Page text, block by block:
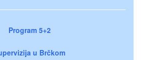
Program 5+2
u Brčkom